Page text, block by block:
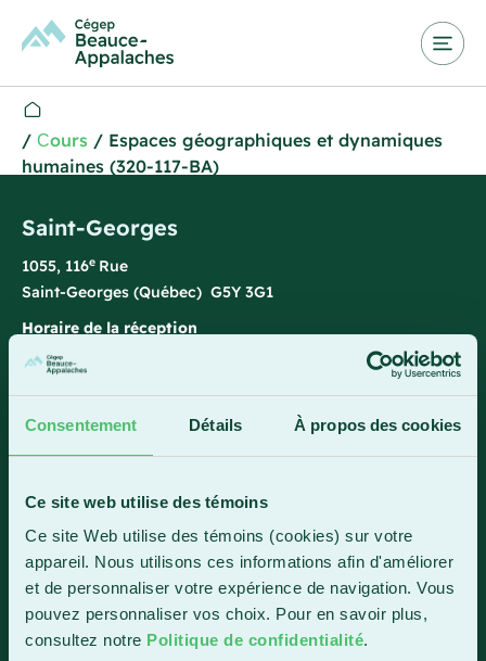
Consentement Détails À propos des cookies
Ce site web utilise des témoins
Ce site Web utilise des témoins (cookies) sur votre
appareil. Nous utilisons ces informations afin d'améliorer
et de personnaliser votre expérience de navigation. Vous
pouvez personnaliser vos choix. Pour en savoir plus,
consultez notre Politique de confidentialité.
/ Сours / Espaces géographiques et dynamiques
humaines (320-117-BA)
Saint-Georges
1055, 116e Rue
Saint-Georges (Québec) G5Y 3G1
Horaire de la réception
Lundi-vendredi : 7 h 45 à 15 h 45
1 800 893-5111
Sainte-Marie
Sainte-Marie (Québec) G6E 0R1
Horaire de la réception
Lundi-vendredi : 7 h 30 à 15 h 30